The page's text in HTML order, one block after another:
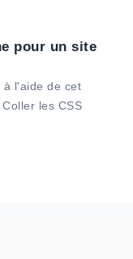
pour un site
à l'aide de cet
les CSS